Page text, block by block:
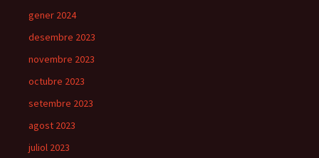
gener 2024
desembre 2023
novembre 2023
octubre 2023
setembre 2023
agost 2023
juliol 2023